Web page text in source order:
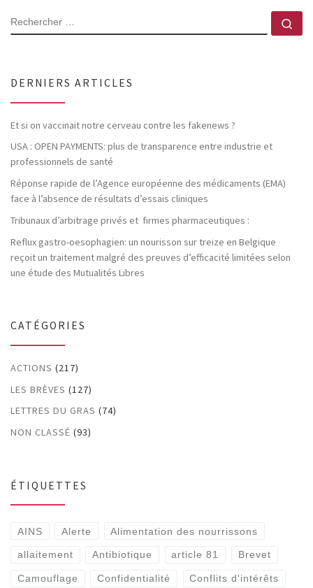
RECHERCHER
DERNIERS ARTICLES
Et si on vaccinait notre cerveau contre les fakenews ?
USA : OPEN PAYMENTS: plus de transparence entre industrie et
professionnels de santé
Réponse rapide de l’Agence européenne des médicaments (EMA)
face à l’absence de résultats d’essais cliniques
Tribunaux d’arbitrage privés et firmes pharmaceutiques :
Reflux gastro-oesophagien: un nourisson sur treize en Belgique
reçoit un traitement malgré des preuves d’efficacité limitées selon
une étude des Mutualités Libres
CATÉGORIES
ACTIONS (217)
LES BRÈVES (127)
LETTRES DU GRAS (74)
NON CLASSÉ (93)
ÉTIQUETTES
AINS Alerte Alimentation des nourrissons
allaitement Antibiotique article 81 Brevet
Camouflage Confidentialité Conflits d'intérêts